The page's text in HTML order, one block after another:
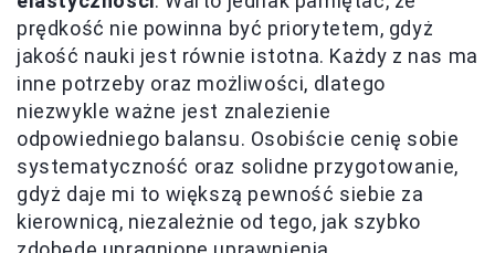
prędkość nie powinna być priorytetem, gdyż
jakość nauki jest równie istotna. Każdy z nas ma
inne potrzeby oraz możliwości, dlatego
niezwykle ważne jest znalezienie
odpowiedniego balansu. Osobiście cenię sobie
systematyczność oraz solidne przygotowanie,
gdyż daje mi to większą pewność siebie za
kierownicą, niezależnie od tego, jak szybko